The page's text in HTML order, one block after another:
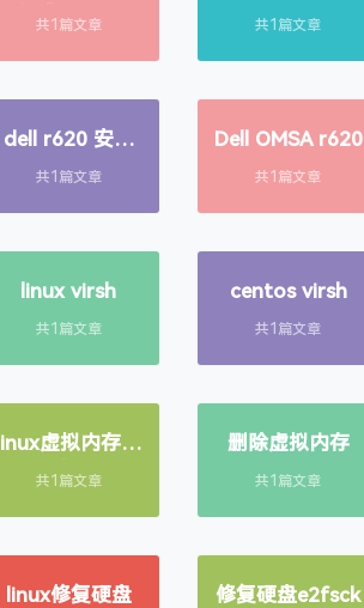
行或WEBUI
共1篇文章 共1篇文章
dell r620 安装
DellOMSA
共1篇文章
Dell OMSA r620
共1篇文章
linux virsh
共1篇文章
centos virsh
共1篇文章
linux虚拟内存增
加
共1篇文章
删除虚拟内存
共1篇文章
linux修复硬盘 修复硬盘e2fsck